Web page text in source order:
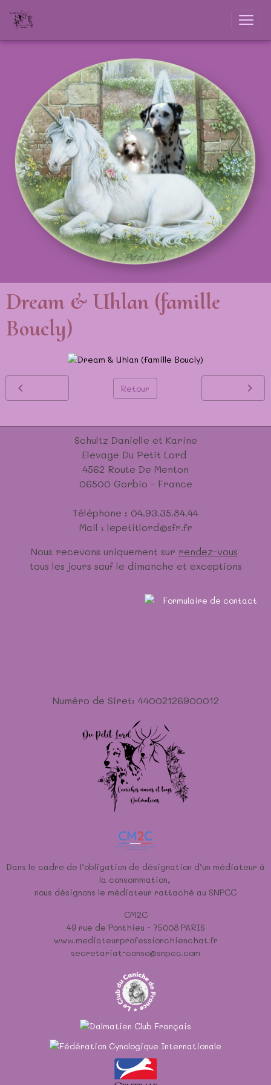
Dream & Uhlan (famille
Boucly)
Retour
Schultz Danielle et Karine
Elevage Du Petit Lord
4562 Route De Menton
06500 Gorbio - France
Téléphone : 04.93.35.84.44
Mail : lepetitlord@sfr.fr
Nous recevons uniquement sur rendez-vous
tous les jours sauf le dimanche et exceptions
Numéro de Siret: 44002126900012
Dans le cadre de l’obligation de désignation d’un médiateur à
la consommation,
nous désignons le médiateur rattaché au SNPCC
CM2C
49 rue de Ponthieu - 75008 PARIS
www.mediateurprofessionchienchat.fr
secretariat-conso@snpcc.com